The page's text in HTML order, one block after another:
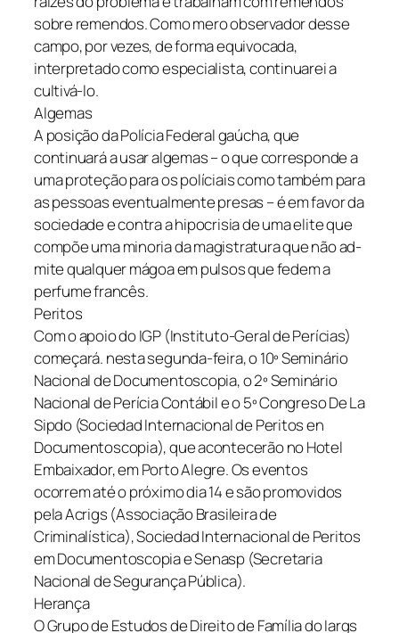
sobre remendos. Como mero observador desse
campo, por vezes, de forma equivocada,
interpretado como especialista, continuarei a
cultivá-lo.
Algemas
A posição da Polícia Federal gaúcha, que
continuará a usar algemas – o que corresponde a
uma proteção para os políciais como também para
as pessoas eventualmente presas – é em favor da
sociedade e contra a hipocrisia de uma elite que
compõe uma minoria da magistratura que não ad-
mite qualquer mágoa em pulsos que fedem a
perfume francês.
Peritos
Com o apoio do IGP (Instituto-Geral de Perícias)
começará. nesta segunda-feira, o 10º Seminário
Nacional de Documentoscopia, o 2º Seminário
Nacional de Perícia Contábil e o 5º Congreso De La
Sipdo (Sociedad Internacional de Peritos en
Documentoscopia), que acontecerão no Hotel
Embaixador, em Porto Alegre. Os eventos
ocorrem até o próximo dia 14 e são promovidos
pela Acrigs (Associação Brasileira de
Criminalística), Sociedad Internacional de Peritos
em Documentoscopia e Senasp (Secretaria
Nacional de Segurança Pública).
Herança
O Grupo de Estudos de Direito de Família do Iargs